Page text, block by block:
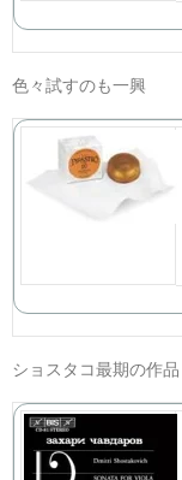
色々試すのも一興
ショスタコ最期の作品